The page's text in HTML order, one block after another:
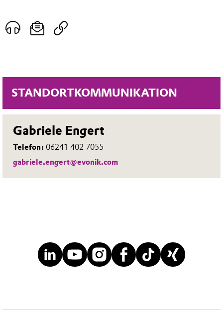
STANDORTKOMMUNIKATION
Gabriele Engert
Telefon: 06241 402 7055
gabriele.engert@evonik.com